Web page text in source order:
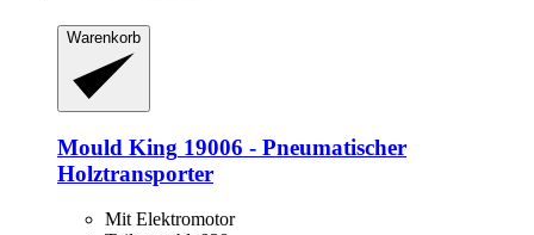
Warenkorb
Mould King 19006 -​ Pneumatischer
Holztransporter
Mit Elektromotor